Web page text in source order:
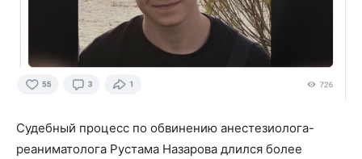
Судебный процесс по обвинению анестезиолога-
реаниматолога Рустама Назарова длился более